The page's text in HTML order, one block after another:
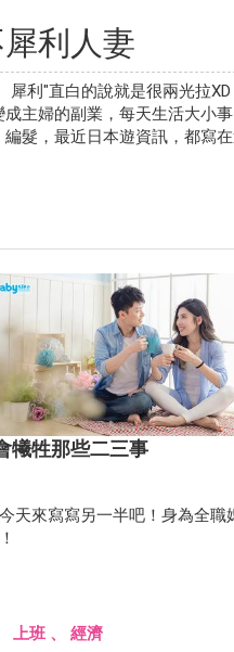
利人妻
犀利"直白的說就是很兩光拉
成主婦的副業，每天生活大小
編髮，最近日本遊資訊，都寫
犧牲那些二三事
天來寫寫另一半吧！身為全
上班 、 經濟